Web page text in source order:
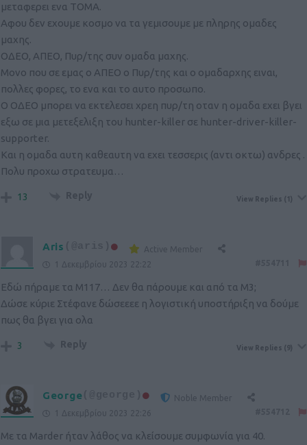
μεταφερει ενα ΤΟΜΑ.
Αφου δεν εχουμε κοσμο να τα γεμισουμε με πληρης ομαδες
μαχης.
ΟΔΕΟ, ΑΠΕΟ, Πυρ/της συν ομαδα μαχης.
Μονο που σε εμας ο ΑΠΕΟ ο Πυρ/της και ο ομαδαρχης ειναι,
πολλες φορες, το ενα και το αυτο προσωπο.
Ο ΟΔΕΟ μπορει να εκτελεσει χρεη πυρ/τη οταν η ομαδα εχει βγει
εξω σε μια μετεξελιξη του hunter-killer σε hunter-driver-killer-
supporter.
Και η ομαδα αυτη καθεαυτη να εχει τεσσερις (αντι οκτω) ανδρες .
Πολυ προχω στρατευμα…
13 Reply View Replies (1)
Aris
Active Member
1 Δεκεμβρίου 2023 22:22
Εδώ πήραμε τα Μ117… Δεν θα πάρουμε και από τα Μ3;
Δώσε κύριε Στέφανε δώσεεεε η λογιστική υποστήριξη να δούμε
πως θα βγει για ολα
3 Reply View Replies (9)
George
Noble Member
1 Δεκεμβρίου 2023 22:26
Με τα Marder ήταν λάθος να κλείσουμε συμφωνία για 40.